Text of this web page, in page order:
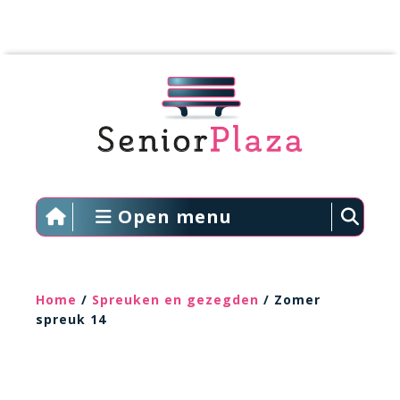
Open menu
Home / Spreuken en gezegden / Zomer
spreuk 14